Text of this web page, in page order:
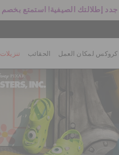
جدد إطلالتك الصيفية! استمتع بخصم 50% ثابت على تشكيلة مختارة
كروكس لمكان العمل الحقائب تنزيلات